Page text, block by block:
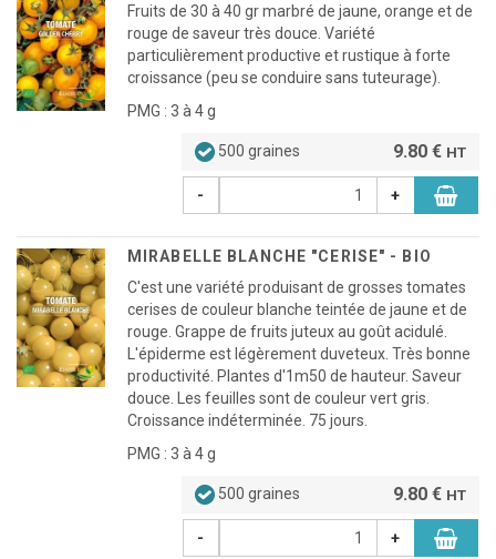
Fruits de 30 à 40 gr marbré de jaune, orange et de
rouge de saveur très douce. Variété
particulièrement productive et rustique à forte
croissance (peu se conduire sans tuteurage).
PMG : 3 à 4 g
500 graines 9.80 € HT
- +
MIRABELLE BLANCHE "CERISE" - BIO
C'est une variété produisant de grosses tomates
cerises de couleur blanche teintée de jaune et de
rouge. Grappe de fruits juteux au goût acidulé.
L'épiderme est légèrement duveteux. Très bonne
productivité. Plantes d'1m50 de hauteur. Saveur
douce. Les feuilles sont de couleur vert gris.
Croissance indéterminée. 75 jours.
PMG : 3 à 4 g
500 graines 9.80 € HT
- +